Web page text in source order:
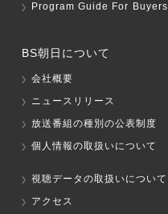
Program Guide For Buyers
BS朝日について
会社概要
ニュースリリース
放送番組の種別の公表制度
個人情報の取扱いについて
視聴データの取扱いについて
アクセス